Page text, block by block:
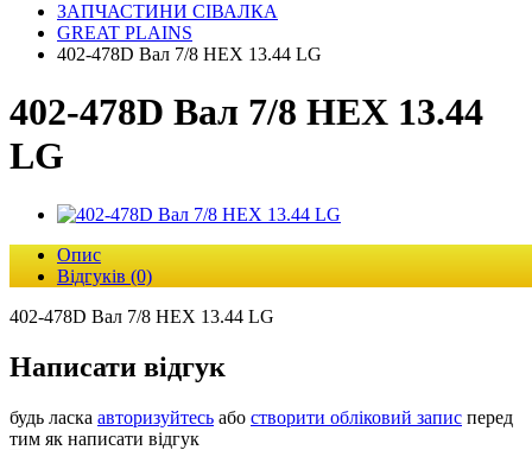
ЗАПЧАСТИНИ СІВАЛКА
GREAT PLAINS
402-478D Вал 7/8 HEX 13.44 LG
402-478D Вал 7/8 HEX 13.44
LG
Опис
Відгуків (0)
402-478D Вал 7/8 HEX 13.44 LG
Написати відгук
будь ласка авторизуйтесь або створити обліковий запис перед
тим як написати відгук